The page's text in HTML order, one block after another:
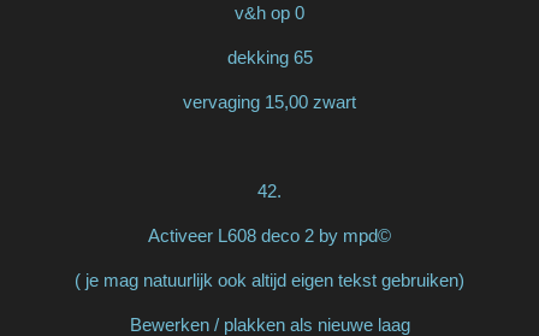
v&h op 0
dekking 65
vervaging 15,00 zwart
42.
Activeer L608 deco 2 by mpd©
( je mag natuurlijk ook altijd eigen tekst gebruiken)
Bewerken / plakken als nieuwe laag